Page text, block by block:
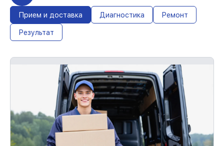
Прием и доставка Диагностика Ремонт
Результат